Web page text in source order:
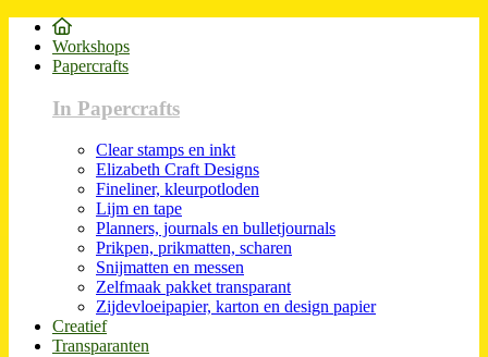
Workshops
Papercrafts
In Papercrafts
Clear stamps en inkt
Elizabeth Craft Designs
Fineliner, kleurpotloden
Lijm en tape
Planners, journals en bulletjournals
Prikpen, prikmatten, scharen
Snijmatten en messen
Zelfmaak pakket transparant
Zijdevloeipapier, karton en design papier
Creatief
Transparanten